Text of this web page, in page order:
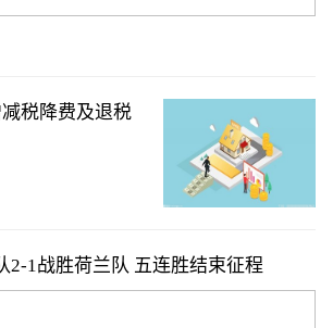
税降费及退税
2-1战胜荷兰队 五连胜结束征程